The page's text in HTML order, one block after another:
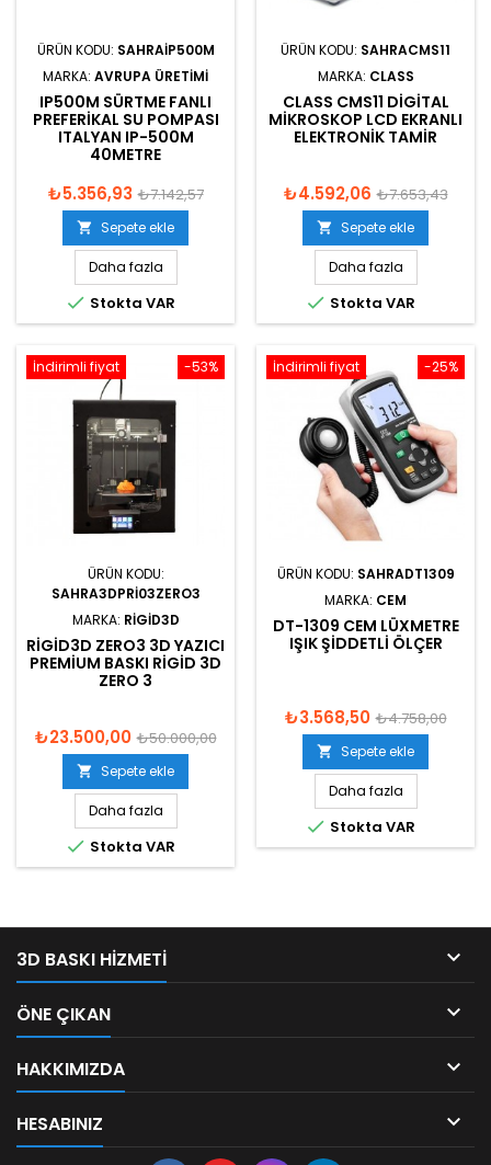
ÜRÜN KODU: SAHRAIP500M
MARKA: AVRUPA ÜRETIMI
IP500M SÜRTME FANLI
PREFERIKAL SU POMPASI
ITALYAN IP-500M
40METRE
₺5.356,93 ₺7.142,57
 Sepete ekle
Daha fazla
 Stokta VAR
ÜRÜN KODU: SAHRACMS11
MARKA: CLASS
CLASS CMS11 DIGITAL
MIKROSKOP LCD EKRANLI
ELEKTRONIK TAMIR
₺4.592,06 ₺7.653,43
 Sepete ekle
Daha fazla
 Stokta VAR
-53%
İndirimli fiyat
ÜRÜN KODU:
SAHRA3DPRI03ZERO3
MARKA: RIGID3D
RIGID3D ZERO3 3D YAZICI
PREMIUM BASKI RIGID 3D
ZERO 3
₺23.500,00 ₺50.000,00
 Sepete ekle
Daha fazla
 Stokta VAR
-25%
İndirimli fiyat
ÜRÜN KODU: SAHRADT1309
MARKA: CEM
DT-1309 CEM LÜXMETRE
IŞIK ŞIDDETLI ÖLÇER
₺3.568,50 ₺4.758,00
 Sepete ekle
Daha fazla
 Stokta VAR
3D BASKI HIZMETI 
ÖNE ÇIKAN 
HAKKIMIZDA 
HESABINIZ 